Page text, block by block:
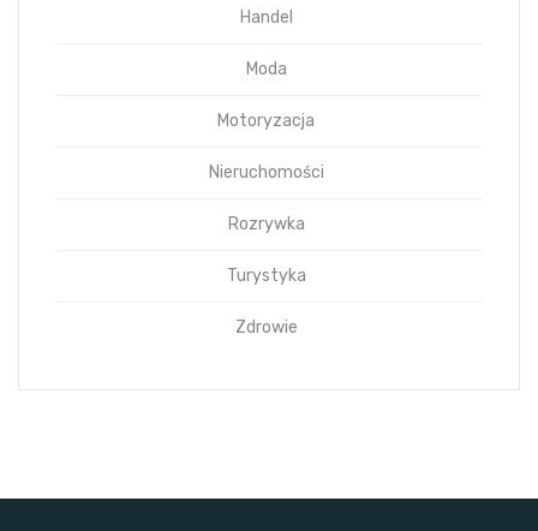
Handel
Moda
Motoryzacja
Nieruchomości
Rozrywka
Turystyka
Zdrowie